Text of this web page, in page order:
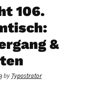
106.
&
by Typostrator